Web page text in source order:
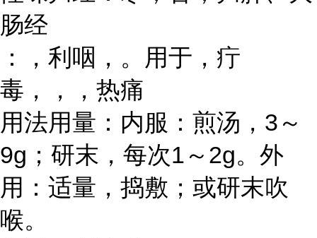
肠经
：，利咽，。用于，疔
毒，，，热痛
用法用量：内服：煎汤， 3～
9g；研末，每次1～2g。外
用：适量，捣敷；或研末吹
喉。